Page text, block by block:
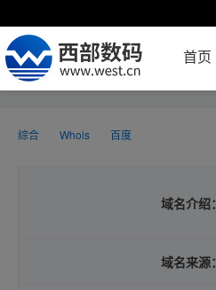
首页
综合 Whois 百度
域名介绍：
域名来源：